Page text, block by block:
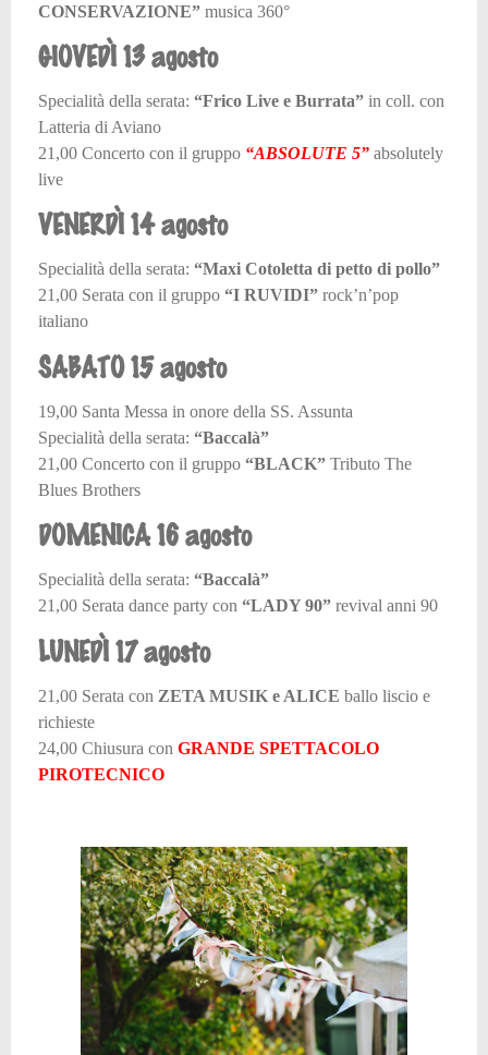
CONSERVAZIONE” musica 360°
GIOVEDÌ 13 agosto
Specialità della serata: “Frico Live e Burrata” in coll. con
Latteria di Aviano
21,00 Concerto con il gruppo “ABSOLUTE 5” absolutely
live
VENERDÌ 14 agosto
Specialità della serata: “Maxi Cotoletta di petto di pollo”
21,00 Serata con il gruppo “I RUVIDI” rock’n’pop
italiano
SABATO 15 agosto
19,00 Santa Messa in onore della SS. Assunta
Specialità della serata: “Baccalà”
21,00 Concerto con il gruppo “BLACK” Tributo The
Blues Brothers
DOMENICA 16 agosto
Specialità della serata: “Baccalà”
21,00 Serata dance party con “LADY 90” revival anni 90
LUNEDÌ 17 agosto
21,00 Serata con ZETA MUSIK e ALICE ballo liscio e
richieste
24,00 Chiusura con GRANDE SPETTACOLO
PIROTECNICO